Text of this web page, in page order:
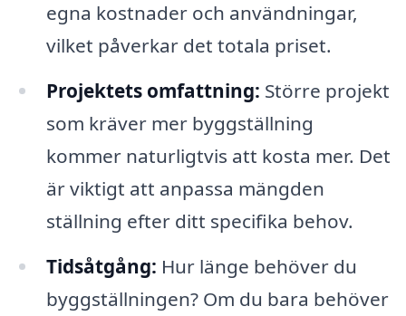
egna kostnader och användningar,
vilket påverkar det totala priset.
Projektets omfattning: Större projekt
som kräver mer byggställning
kommer naturligtvis att kosta mer. Det
är viktigt att anpassa mängden
ställning efter ditt specifika behov.
Tidsåtgång: Hur länge behöver du
byggställningen? Om du bara behöver